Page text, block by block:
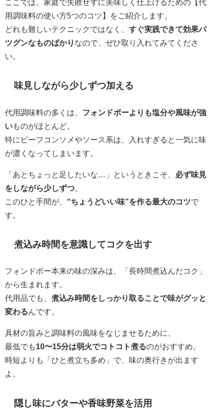
ここでは、家庭で失敗せずに美味しく仕上げるための【代
用調味料の使い方5つのコツ】をご紹介します。
どれも難しいテクニックではなく、 すぐ実践できて効果バ
ツグンなものばかり なので、ぜひ取り入れてみてくださ
い。
味見しながら少しずつ加える
代用調味料の多くは、 フォンドボーよりも塩分や風味が強
いものがほとんど。
特にビーフコンソメやソース系は、入れすぎると一気に味
が濃くなってしまいます。
「あとちょっと足したいな…」というときこそ、 必ず味見
をしながら少しずつ
このひと手間が、 “ちょうどいい味”を作る最大のコツで
す。
煮込み時間を意識してコクを出す
フォンドボー本来の味の深みは、「長時間煮込んだコク」
から生まれます。
代用品でも、 煮込み時間をしっかり取ることで味がグッと
変わるんです。
具材の旨みと調味料の風味をなじませるために、
最低でも10〜15分は弱火でコトコト煮るのがおすすめ。
時短よりも「ひと煮立ち多め」で、味の奥行きが出ます
よ。
隠し味にバターや香味野菜を活用